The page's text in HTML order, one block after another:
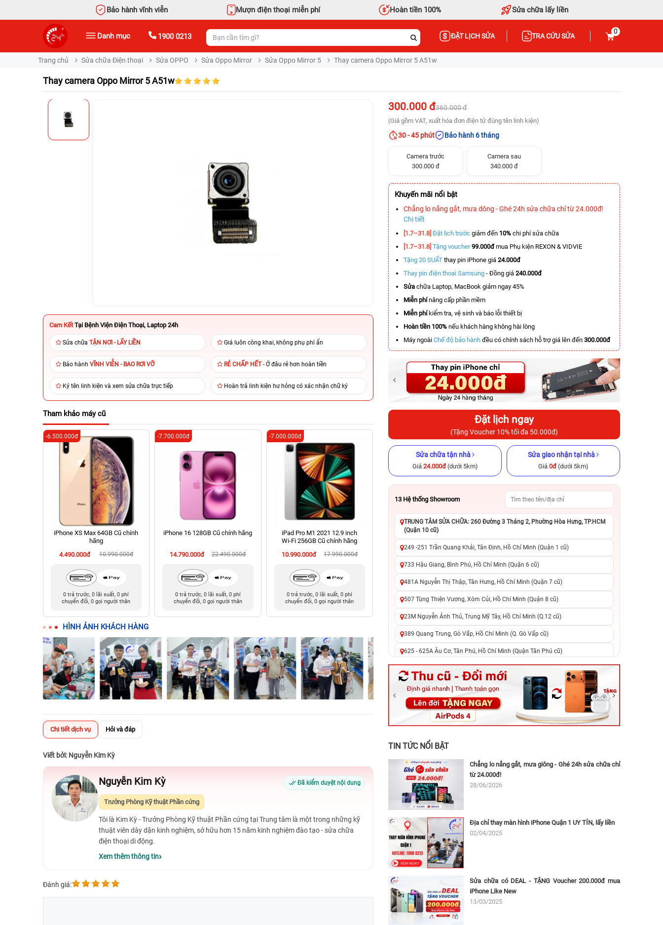
Bảo hành vĩnh viễn Mượn điện thoại miễn phí Hoàn tiền 100% Sửa chữa lấy liền
Danh mục 1900 0213 ĐẶT LỊCH SỬA TRA CỨU SỬA
0
Trang chủ Sửa chữa Điện thoại Sửa OPPO Sửa Oppo Mirror Sửa Oppo Mirror 5 Thay camera Oppo Mirror 5 A51w
Thay camera Oppo Mirror 5 A51w
Cam Kết Tại Bệnh Viện Điện Thoại, Laptop 24h
Sửa chữa TẬN NƠI - LẤY LIỀN Giá luôn công khai, không phụ phí ẩn
Bảo hành VĨNH VIỄN - BAO RƠI VỠ RẺ CHẤP HẾT- Ở đâu rẻ hơn hoàn tiền
Ký tên linh kiện và xem sửa chữa trực tiếp Hoàn trả linh kiện hư hỏng có xác nhận chữ ký
Tham khảo máy cũ
iPhone XS Max 64GB Cũ chính
hãng
4.490.000đ
10.990.000đ
-6.500.000đ
0 trả trước, 0 lãi suất, 0 phí
chuyển đổi, 0 gọi người thân
iPhone 16 128GB Cũ chính hãng
14.790.000đ 22.490.000đ
-7.700.000đ
0 trả trước, 0 lãi suất, 0 phí
chuyển đổi, 0 gọi người thân
iPad Pro M1 2021 12.9 inch
Wi‑Fi 256GB Cũ chính hãng
10.990.000đ
17.990.000đ
-7.000.000đ
0 trả trước, 0 lãi suất, 0 phí
chuyển đổi, 0 gọi người thân
iPhone 13 Pro 128GB Cũ chính
hãng
8.490.000đ
13.990.000đ
-5.500.000đ
chuyển đổi, 0 gọi người thân
hãng
12.490.000đ
17.990.000đ
-5.500.000đ
chuyển đổi, 0 gọi người thân
-2.900.000đ
HÌNH ẢNH KHÁCH HÀNG
Chi tiết dịch vụ Hỏi và đáp
Viết bởi: Nguyễn Kim Kỳ
Nguyễn Kim Kỳ Đã kiểm duyệt nội dung
Trưởng Phòng Kỹ thuật Phần cứng
Tôi là Kim Kỳ - Trưởng Phòng Kỹ thuật Phần cứng tại Trung tâm là một trong những kỹ
thuật viên dày dặn kinh nghiệm, sở hữu hơn 15 năm kinh nghiệm đào tạo - sửa chữa
điện thoại di động.
Xem thêm thông tin
Đánh giá:
300.000 đ360.000 đ
(Giá gồm VAT, xuất hóa đơn điện tử đúng tên linh kiện)
30 - 45 phút Bảo hành 6 tháng
Camera trước
300.000 đ
Camera sau
340.000 đ
Khuyến mãi nổi bật
Chẳng lo nắng gắt, mưa dông - Ghé 24h sửa chữa chỉ từ 24.000đ!
Chi tiết
[1.7–31.8] Đặt lịch trước giảm đến 10% chi phí sửa chữa
[1.7–31.8] Tặng voucher 99.000đmua Phụ kiện REXON & VIDVIE
Tặng 20 SUẤT thay pin iPhone giá 24.000đ
Thay pin điện thoại Samsung - Đồng giá 240.000đ
Sửa chữa Laptop, MacBook giảm ngay 45%
Miễn phínâng cấp phần mềm
Miễn phíkiểm tra, vệ sinh và báo lỗi thiết bị
Hoàn tiền 100% nếu khách hàng không hài lòng
Máy ngoài Chế độ bảo hành đều có chính sách hỗ trợ giá lên đến 300.000đ
Đặt lịch ngay
(Tặng Voucher 10% tối đa 50.000đ)
Sửa chữa tận nhà
Giá 24.000đ(dưới 5km)
Sửa giao nhận tại nhà
Giá 0đ(dưới 5km)
13 Hệ thống Showroom
TRUNG TÂM SỬA CHỮA: 260 Đường 3 Tháng 2, Phường Hòa Hưng, TP.HCM
(Quận 10 cũ)
249 -251 Trần Quang Khải, Tân Định, Hồ Chí Minh (Quận 1 cũ)
733 Hậu Giang, Bình Phú, Hồ Chí Minh (Quận 6 cũ)
481A Nguyễn Thị Thập, Tân Hưng, Hồ Chí Minh (Quận 7 cũ)
507 Tùng Thiện Vương, Xóm Củi, Hồ Chí Minh (Quận 8 cũ)
23M Nguyễn Ảnh Thủ, Trung Mỹ Tây, Hồ Chí Minh (Q.12 cũ)
389 Quang Trung, Gò Vấp, Hồ Chí Minh (Q. Gò Vấp cũ)
625 - 625A Âu Cơ, Tân Phú, Hồ Chí Minh (Quận Tân Phú cũ)
326 Lê Văn Việt, Tăng Nhơn Phú, Hồ Chí Minh (Q.9 TP. Thủ Đức cũ)
256 Võ Văn Ngân, Thủ Đức, Hồ Chí Minh (Bình Thọ, TP. Thủ Đức Cũ)
70 Nguyễn An Ninh, Dĩ An, Hồ Chí Minh (Bình Dương Cũ)
24h Vũng Tàu: 162A Ba Cu, Vũng Tàu, Hồ Chí Minh (TP. Vũng Tàu cũ)
TIN TỨC NỔI BẬT
Chẳng lo nắng gắt, mưa giông - Ghé 24h sửa chữa chỉ
từ 24.000đ!
28/06/2026
Địa chỉ thay màn hình iPhone Quận 1 UY TÍN, lấy liền
02/04/2025
Sửa chữa có DEAL - TẶNG Voucher 200.000đ mua
iPhone Like New
13/03/2025